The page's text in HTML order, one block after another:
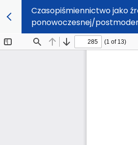
Czasopiśmiennictwo jako
ponowoczesnej/